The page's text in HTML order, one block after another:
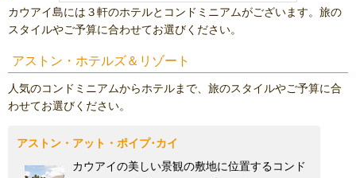
カウアイ島には３軒のホテルとコンドミニアムがございます。旅の
スタイルやご予算に合わせてお選びください。
アストン・ホテルズ＆リゾート
人気のコンドミニアムからホテルまで、旅のスタイルやご予算に合
わせてお選びください。
アストン・アット・ポイプ･カイ
カウアイの美しい景観の敷地に位置するコンド